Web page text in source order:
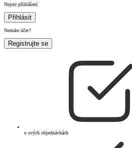
Nejste přihlášení
Přihlásit
Nemáte účet?
Registrujte se
o svých objednávkách